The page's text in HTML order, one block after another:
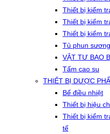
Thiết bị kiểm
Thiết bị kiểm
Thiết bị kiểm
Tủ phun
VẬT TƯ BAO
Tấm cao su
THIẾT BỊ DƯỢC
Bể điều nhiệt
Thiết bị hiệu
Thiết bị kiểm
tế